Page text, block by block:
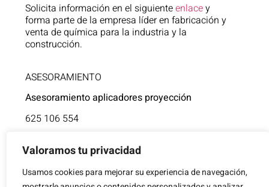
Valoramos tu privacidad
Usamos cookies para mejorar su experiencia de navegación,
Solicita información en el siguienteenlacey
forma parte de la empresa líder en fabricación y
venta de química para la industria y la
construcción.
ASESORAMIENTO
Asesoramiento aplicadores proyección
625 106 554
854 805 377